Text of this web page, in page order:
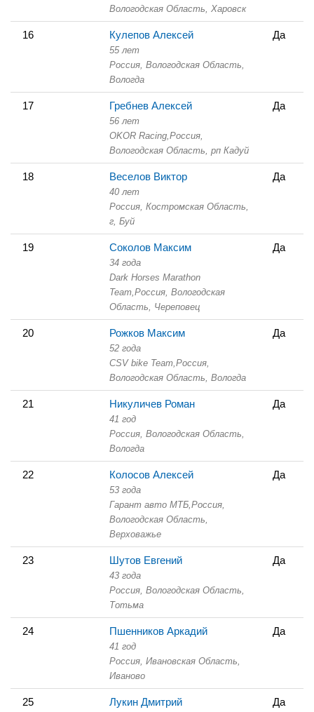
Вологодская Область,
Харовск
16 Кулепов Алексей
55 лет
Россия, Вологодская Область,
Вологда
Да
17 Гребнев Алексей
56 лет
OKOR Racing, Россия,
Вологодская Область, рп Кадуй
Да
18 Веселов Виктор
40 лет
Россия, Костромская Область,
г, Буй
Да
19 Соколов Максим
34 года
Dark Horses Marathon
Team, Россия, Вологодская
Область,
Череповец
Да
20 Рожков Максим
52 года
CSV bike Team, Россия,
Вологодская Область, Вологда
Да
21 Никуличев Роман
41 год
Россия, Вологодская Область,
Вологда
Да
22 Колосов Алексей
53 года
Гарант авто МТБ, Россия,
Вологодская Область,
Верховажье
Да
23 Шутов Евгений
43 года
Россия, Вологодская Область,
Тотьма
Да
24 Пшенников Аркадий
41 год
Россия, Ивановская Область,
Иваново
Да
25 Лукин Дмитрий Да